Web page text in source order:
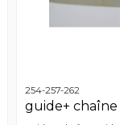
254-257-262
guide+ chaîne